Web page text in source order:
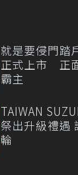
就是要侵門踏
正式上市 正
霸主
TAIWAN
祭出升級禮遇
輪